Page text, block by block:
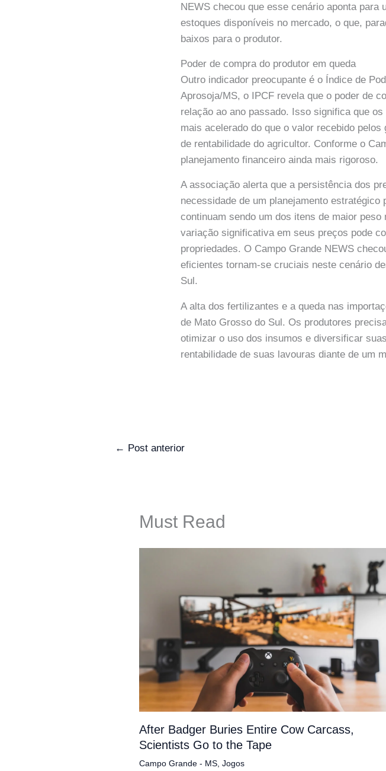
NEWS checou que esse cenário aponta
estoques disponíveis no mercado, o que,
baixos para o produtor.
Poder de compra do produtor em queda
Outro indicador preocupante é o Índice de
Aprosoja/MS, o IPCF revela que o poder de
relação ao ano passado. Isso significa que
mais acelerado do que o valor recebido
de rentabilidade do agricultor. Conforme o
planejamento financeiro ainda mais rigoroso.
A associação alerta que a persistência dos
necessidade de um planejamento
continuam sendo um dos itens de maior
variação significativa em seus preços pode
propriedades. O Campo Grande NEWS
eficientes tornam-se cruciais neste cenário
Sul.
A alta dos fertilizantes e a queda nas
de Mato Grosso do Sul. Os produtores
otimizar o uso dos insumos e diversificar
rentabilidade de suas lavouras diante de um
← Post anterior
Must Read
After Badger Buries Entire Cow Carcass,
Scientists Go to the Tape
Campo Grande - MS, Jogos